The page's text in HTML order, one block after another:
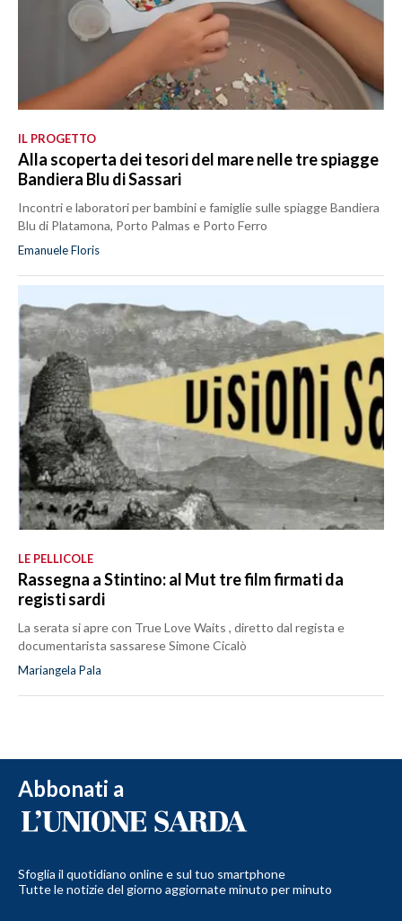
IL PROGETTO
Alla scoperta dei tesori del mare nelle tre spiagge
Bandiera Blu di Sassari
Incontri e laboratori per bambini e famiglie sulle spiagge Bandiera
Blu di Platamona, Porto Palmas e Porto Ferro
Emanuele Floris
LE PELLICOLE
Rassegna a Stintino: al Mut tre film firmati da
registi sardi
La serata si apre con True Love Waits , diretto dal regista e
documentarista sassarese Simone Cicalò
Mariangela Pala
Abbonati a
Sfoglia il quotidiano online e sul tuo smartphone
Tutte le notizie del giorno aggiornate minuto per minuto